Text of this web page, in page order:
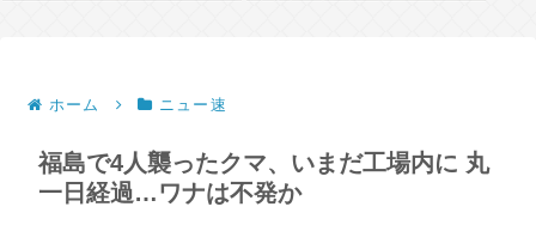
ホーム ニュー速
福島で4人襲ったクマ、いまだ工場内に 丸
一日経過…ワナは不発か